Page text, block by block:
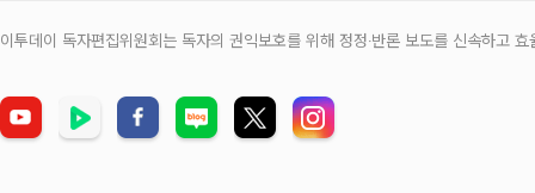
이투데이 독자편집위원회는 독자의 권익보호를 위해 정정‧반론 보도를 신속하고